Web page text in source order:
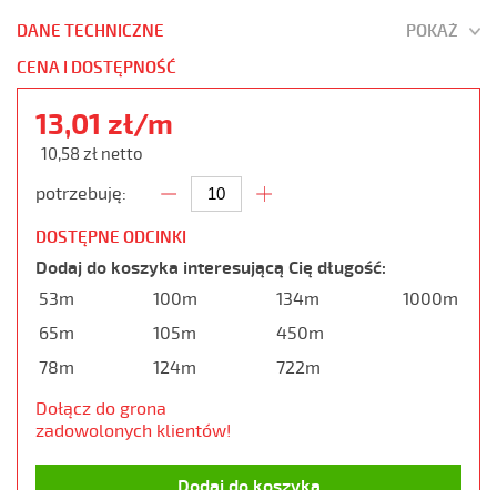
DANE TECHNICZNE
POKAŻ
CENA I DOSTĘPNOŚĆ
13,01 zł/m
10,58 zł netto
potrzebuję:
DOSTĘPNE ODCINKI
Dodaj do koszyka interesującą Cię długość:
53m
65m
78m
100m
105m
124m
134m
450m
722m
1000m
Dołącz do grona
zadowolonych klientów!